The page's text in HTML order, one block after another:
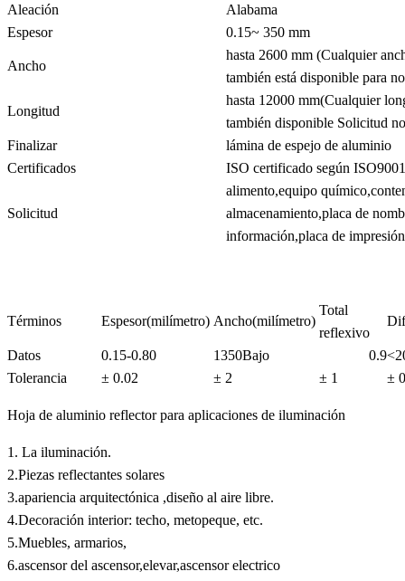
Aleación
Alabama
Espesor
0.15~ 350 mm
Ancho
hasta 2600 mm (Cualquier
también está disponible para
Longitud
hasta 12000 mm(Cualquier
también disponible Solicitud
Finalizar
lámina de espejo de aluminio
Certificados
ISO certificado según
Solicitud
alimento,equipo
almacenamiento,placa de
información,placa de impresión
Términos Espesor(milímetro) Ancho(milímetro)
Total
reflexivo
Datos 0.15-0.80 1350Bajo 0.9
Tolerancia
± 0.02 ± 2 ± 1 ±
Hoja de aluminio reflector para aplicaciones de iluminación
1. La iluminación.
2.Piezas reflectantes solares
3.apariencia arquitectónica ,diseño al aire libre.
4.Decoración interior: techo, metopeque, etc.
5.Muebles, armarios,
6.ascensor del ascensor,elevar,ascensor electrico